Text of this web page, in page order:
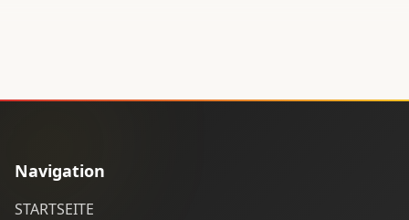
Navigation
STARTSEITE